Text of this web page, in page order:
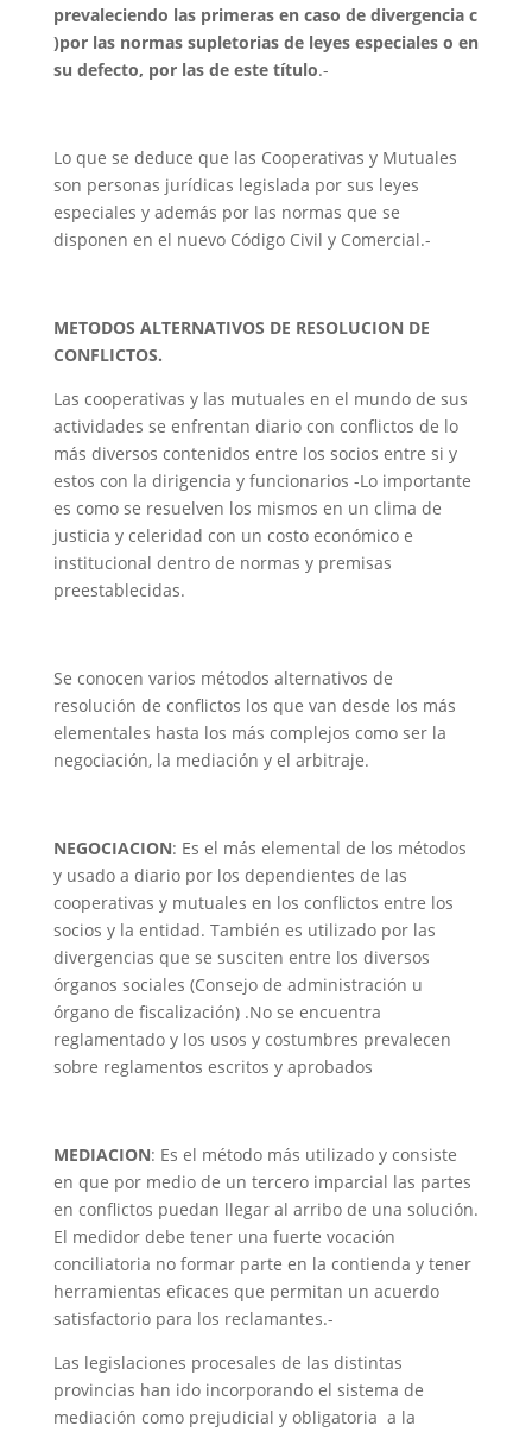
prevaleciendo las primeras en caso de divergencia c
)por las normas supletorias de leyes especiales o en
su defecto, por las de este título.-
Lo que se deduce que las Cooperativas y Mutuales
son personas jurídicas legislada por sus leyes
especiales y además por las normas que se
disponen en el nuevo Código Civil y Comercial.-
METODOS ALTERNATIVOS DE RESOLUCION DE
CONFLICTOS.
Las cooperativas y las mutuales en el mundo de sus
actividades se enfrentan diario con conflictos de lo
más diversos contenidos entre los socios entre si y
estos con la dirigencia y funcionarios -Lo importante
es como se resuelven los mismos en un clima de
justicia y celeridad con un costo económico e
institucional dentro de normas y premisas
preestablecidas.
Se conocen varios métodos alternativos de
resolución de conflictos los que van desde los más
elementales hasta los más complejos como ser la
negociación, la mediación y el arbitraje.
NEGOCIACION: Es el más elemental de los métodos
y usado a diario por los dependientes de las
cooperativas y mutuales en los conflictos entre los
socios y la entidad. También es utilizado por las
divergencias que se susciten entre los diversos
órganos sociales (Consejo de administración u
órgano de fiscalización) .No se encuentra
reglamentado y los usos y costumbres prevalecen
sobre reglamentos escritos y aprobados
MEDIACION: Es el método más utilizado y consiste
en que por medio de un tercero imparcial las partes
en conflictos puedan llegar al arribo de una solución.
El medidor debe tener una fuerte vocación
conciliatoria no formar parte en la contienda y tener
herramientas eficaces que permitan un acuerdo
satisfactorio para los reclamantes.-
Las legislaciones procesales de las distintas
provincias han ido incorporando el sistema de
mediación como prejudicial y obligatoria a la